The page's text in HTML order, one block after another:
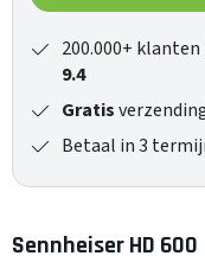
200.000+
9.4
Gratis
Betaal in 3
Sennheiser HD 600